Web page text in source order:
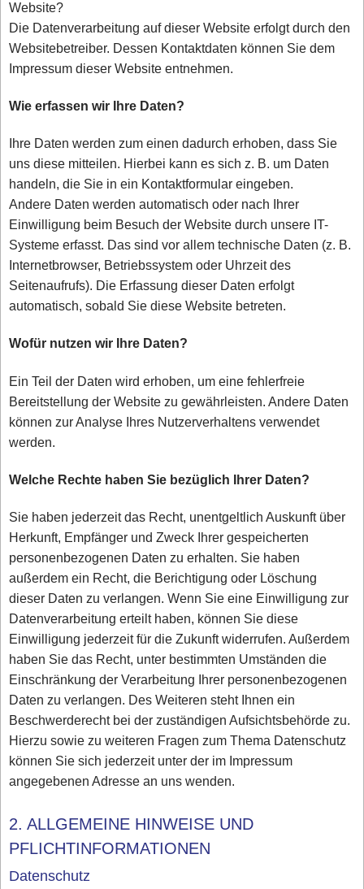
Website?
Die Datenverarbeitung auf dieser Website erfolgt durch den
Websitebetreiber. Dessen Kontaktdaten können Sie dem
Impressum dieser Website entnehmen.
Wie erfassen wir Ihre Daten?
Ihre Daten werden zum einen dadurch erhoben, dass Sie
uns diese mitteilen. Hierbei kann es sich z. B. um Daten
handeln, die Sie in ein Kontaktformular eingeben.
Andere Daten werden automatisch oder nach Ihrer
Einwilligung beim Besuch der Website durch unsere IT-
Systeme erfasst. Das sind vor allem technische Daten (z. B.
Internetbrowser, Betriebssystem oder Uhrzeit des
Seitenaufrufs). Die Erfassung dieser Daten erfolgt
automatisch, sobald Sie diese Website betreten.
Wofür nutzen wir Ihre Daten?
Ein Teil der Daten wird erhoben, um eine fehlerfreie
Bereitstellung der Website zu gewährleisten. Andere Daten
können zur Analyse Ihres Nutzerverhaltens verwendet
werden.
Welche Rechte haben Sie bezüglich Ihrer Daten?
Sie haben jederzeit das Recht, unentgeltlich Auskunft über
Herkunft, Empfänger und Zweck Ihrer gespeicherten
personenbezogenen Daten zu erhalten. Sie haben
außerdem ein Recht, die Berichtigung oder Löschung
dieser Daten zu verlangen. Wenn Sie eine Einwilligung zur
Datenverarbeitung erteilt haben, können Sie diese
Einwilligung jederzeit für die Zukunft widerrufen. Außerdem
haben Sie das Recht, unter bestimmten Umständen die
Einschränkung der Verarbeitung Ihrer personenbezogenen
Daten zu verlangen. Des Weiteren steht Ihnen ein
Beschwerderecht bei der zuständigen Aufsichtsbehörde zu.
Hierzu sowie zu weiteren Fragen zum Thema Datenschutz
können Sie sich jederzeit unter der im Impressum
angegebenen Adresse an uns wenden.
2. ALLGEMEINE HINWEISE UND
PFLICHTINFORMATIONEN
Datenschutz